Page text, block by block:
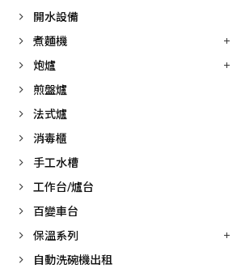
開水設備
煮麵機
炮爐
煎盤爐
法式爐
消毒櫃
手工水槽
工作台/爐台
百變車台
保溫系列
自動洗碗機出租